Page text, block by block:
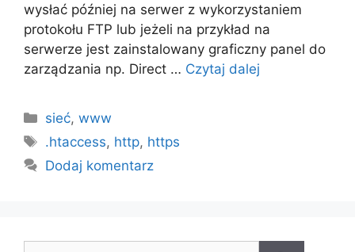
wysłać później na serwer z wykorzystaniem
protokołu FTP lub jeżeli na przykład na
serwerze jest zainstalowany graficzny panel do
zarządzania np. Direct … Czytaj dalej
Kategorie
sieć,www
Tagi
.htaccess, http, https
Dodaj komentarz